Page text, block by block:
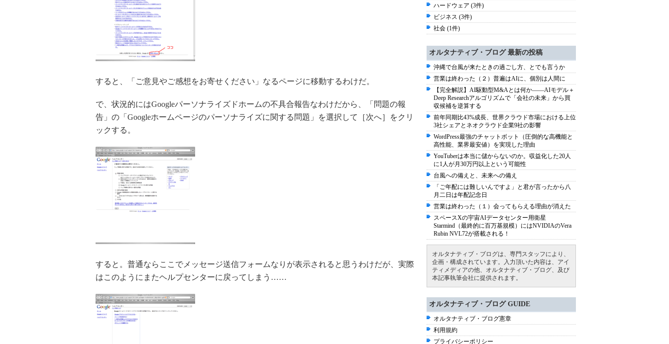
すると、「ご意見やご感想をお寄せください」なるページに移動するわけだ。
で、状況的にはGoogleパーソナライズドホームの不具合報告なわけだから、「問題の報
告」の「Googleホームページのパーソナライズに関する問題」を選択して［次へ］をクリ
ックする。
すると。普通ならここでメッセージ送信フォームなりが表示されると思うわけだが、実際
はこのようにまたヘルプセンターに戻ってしまう……
ハードウェア (3件)
ビジネス (3件)
社会 (1件)
オルタナティブ・ブログ 最新の投稿
沖縄で台風が来たときの過ごし方、とでも言うか
営業は終わった（２）普遍はAIに、個別は人間に
【完全解説】AI駆動型M&Aとは何か――AIモデル＋
Deep Researchアルゴリズムで「会社の未来」から買
収候補を逆算する
前年同期比43%成長、世界クラウド市場における上位
3社シェアとネオクラウド企業9社の影響
WordPress最強のチャットボット（圧倒的な高機能と
高性能、業界最安値）を実現した理由
YouTuberは本当に儲からないのか。収益化した20人
に1人が月30万円以上という可能性
台風への備えと、未来への備え
「ご年配には難しいんですよ」と君が言ったから八
月二日は年配記念日
営業は終わった（１）会ってもらえる理由が消えた
スペースXの宇宙AIデータセンター用衛星
Starmind（最終的に百万基規模）にはNVIDIAのVera
Rubin NVL72が搭載される！
オルタナティブ・ブログは、専門スタッフにより、
企画・構成されています。入力頂いた内容は、アイ
ティメディアの他、オルタナティブ・ブログ、及び
本記事執筆会社に提供されます。
オルタナティブ・ブログ GUIDE
オルタナティブ・ブログ憲章
利用規約
プライバシーポリシー